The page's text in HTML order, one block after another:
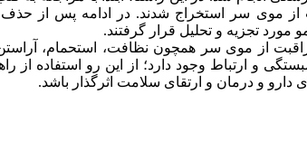
از موی سر استخراج شدند. در ادامه پس از حذف
تجزیه و تحلیل قرار گرفتند.
از موی سر همچون نظافت، استحمام،
و ارتباط وجود دارد؛ از این رو
استفاده از
دارو و درمان و ارتقای سلامت اثرگذار باشد.